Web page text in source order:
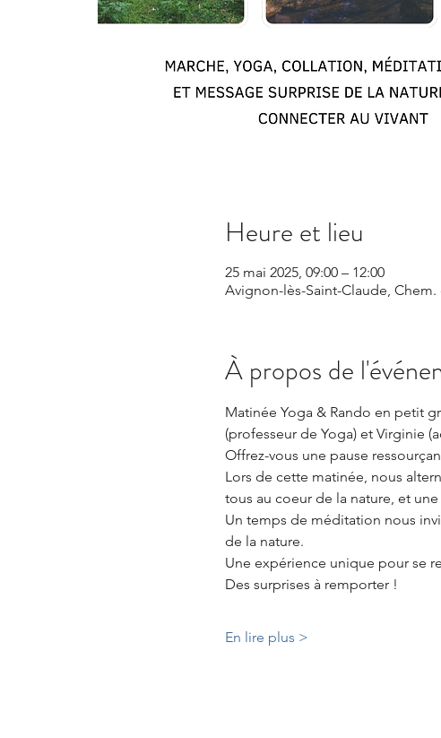
Heure et lieu
25 mai 2025, 09:00 – 12:00
Avignon-lès-Saint-Claude,
À propos de
Matinée Yoga & Rando en petit
(professeur de Yoga) et Virginie
Offrez-vous une pause
Lors de cette matinée, nous
tous au coeur de la nature, et
Un temps de méditation nous
de la nature.
Une expérience unique pour se
Des surprises à remporter !
En lire plus >